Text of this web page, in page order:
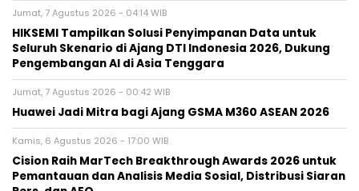
Jumat, 7 Agustus 2026 - 04:14 WIB
HIKSEMI Tampilkan Solusi Penyimpanan Data untuk
Seluruh Skenario di Ajang DTI Indonesia 2026, Dukung
Pengembangan AI di Asia Tenggara
Jumat, 7 Agustus 2026 - 00:42 WIB
Huawei Jadi Mitra bagi Ajang GSMA M360 ASEAN 2026
Kamis, 6 Agustus 2026 - 17:00 WIB
Cision Raih MarTech Breakthrough Awards 2026 untuk
Pemantauan dan Analisis Media Sosial, Distribusi Siaran